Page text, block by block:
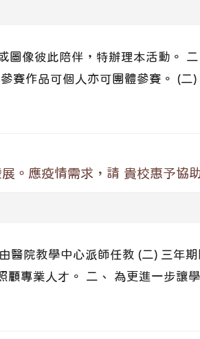
像彼此陪伴，特辦理本活動。
賽作品可個人亦可團體參賽。 (
。應疫情需求，請 貴校惠予協
院教學中心派師任教 (二) 三年
專業人才。 二、 為更進一步讓